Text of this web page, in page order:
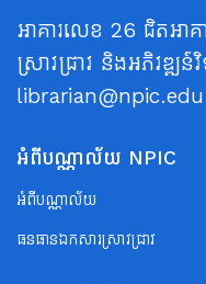
អាគារលេខ 26 ជិតអា
ស្រាវជ្រាវ និងអភិវឌ្ឍន៍វិ
អំពីបណ្ណាល័យ NPIC
អំពីបណ្ណាល័យ
ធនធានឯកសារស្រាវជ្រាវ